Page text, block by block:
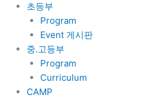
초등부
Program
Event 게시판
중.고등부
Program
Curriculum
CAMP